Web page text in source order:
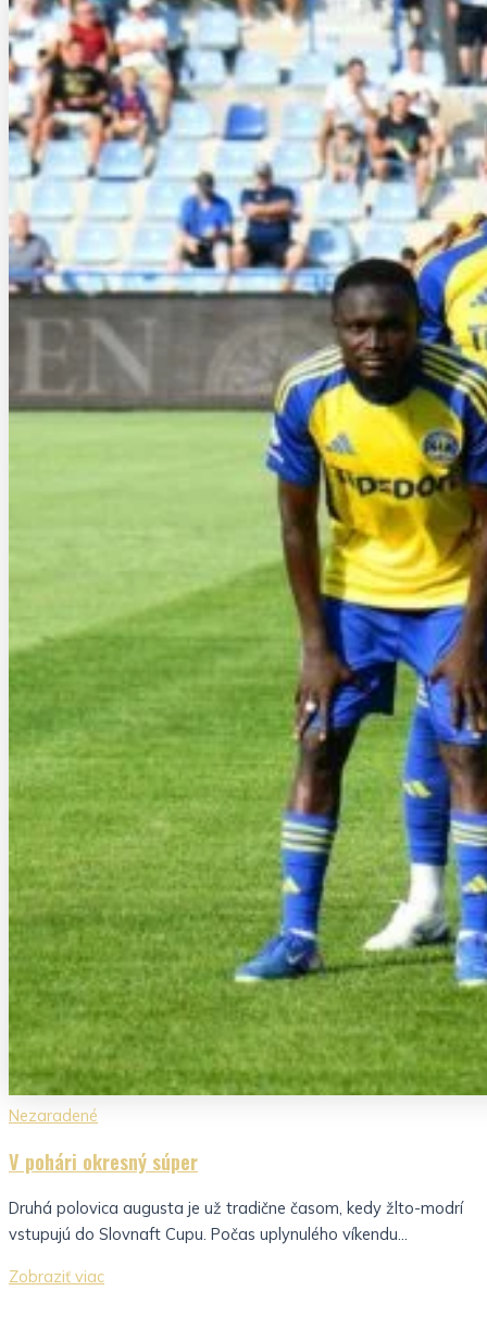
Nezaradené
V pohári okresný súper
Druhá polovica augusta je už tradične časom, kedy žlto-modrí
vstupujú do Slovnaft Cupu. Počas uplynulého víkendu...
Zobraziť viac